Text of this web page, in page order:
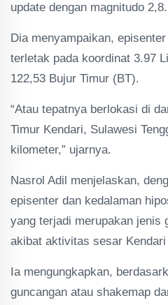
update dengan magnitudo 2,8.
Dia menyampaikan,
terletak pada koordinat 3.97
122,53 Bujur Timur (BT).
“Atau tepatnya berlokasi di
Timur Kendari, Sulawesi
kilometer,” ujarnya.
Nasrol Adil menjelaskan,
episenter dan kedalaman
yang terjadi merupakan jenis
akibat aktivitas sesar
Ia mengungkapkan,
guncangan atau shakemap